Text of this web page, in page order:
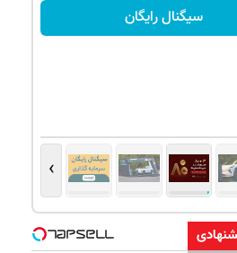
سیگنال رایگان
›